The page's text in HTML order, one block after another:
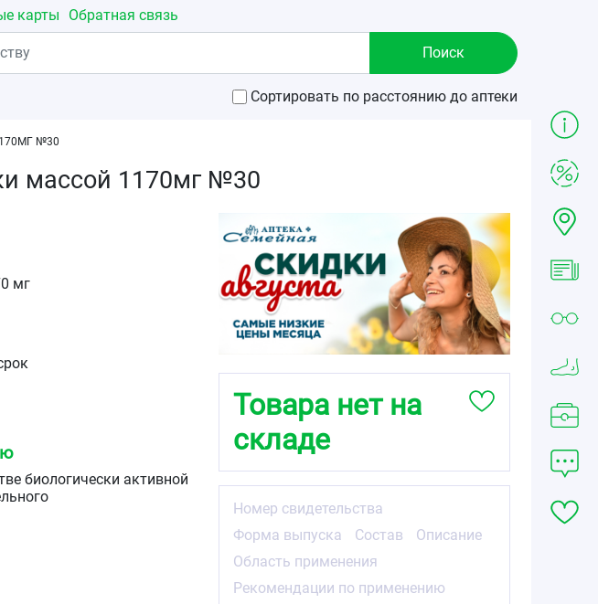
карты Обратная связь
Сортировать по расстоянию до аптеки
№30
массой 1170мг №30
мг
биологически активной
Товара нет на
складе
Номер свидетельства
Форма выпуска
Состав
Описание
Область применения
Рекомендации по применению